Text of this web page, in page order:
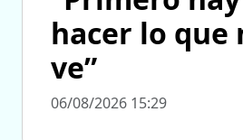
hacer lo que
ve”
06/08/2026 15:29